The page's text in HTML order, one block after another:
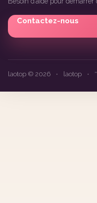
Contactez-nous
laotop © 2026 • laotop • ''